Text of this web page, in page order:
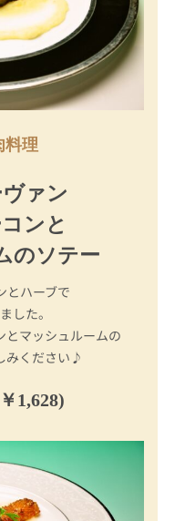
料理
ァン
ンと
のソテー
とハーブで
した。
とマッシュルームの
みください♪
1,628)